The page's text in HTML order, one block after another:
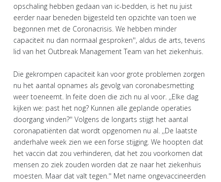
opschaling hebben gedaan van ic-bedden, is het nu juist
eerder naar beneden bijgesteld ten opzichte van toen we
begonnen met de Coronacrisis. We hebben minder
capaciteit nu dan normaal gesproken'', aldus de arts, tevens
lid van het Outbreak Management Team van het ziekenhuis.
Die gekrompen capaciteit kan voor grote problemen zorgen
nu het aantal opnames als gevolg van coronabesmetting
weer toeneemt. In feite doen die zich nu al voor. ,,Elke dag
kijken we: past het nog? Kunnen alle geplande operaties
doorgang vinden?'' Volgens de longarts stijgt het aantal
coronapatiënten dat wordt opgenomen nu al. ,,De laatste
anderhalve week zien we een forse stijging. We hoopten dat
het vaccin dat zou verhinderen, dat het zou voorkomen dat
mensen zo ziek zouden worden dat ze naar het ziekenhuis
moesten. Maar dat valt tegen.'' Met name ongevaccineerden